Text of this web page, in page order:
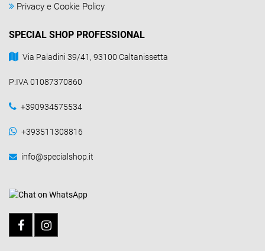
Privacy e Cookie Policy
SPECIAL SHOP PROFESSIONAL
Via Paladini 39/41, 93100 Caltanissetta
P:IVA 01087370860
+390934575534
+393511308816
info@specialshop.it